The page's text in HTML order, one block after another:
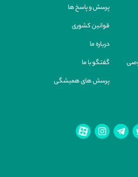
پرسش و پاسخ ها
قوانین کشوری
درباره ما
گفتگو با ما
پرسش های همیشگی